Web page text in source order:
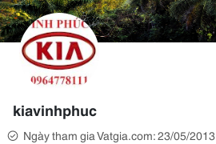
kiavinhphuc
Ngày tham gia Vatgia.com: 23/05/2013